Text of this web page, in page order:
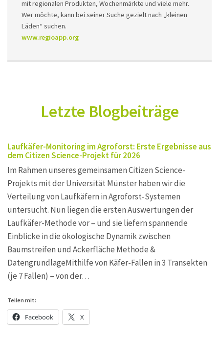
mit regionalen Produkten, Wochenmärkte und viele mehr.
Wer möchte, kann bei seiner Suche gezielt nach „kleinen
Läden“ suchen.
www.regioapp.org
Letzte Blogbeiträge
Laufkäfer-Monitoring im Agroforst: Erste Ergebnisse aus
dem Citizen Science-Projekt für 2026
Im Rahmen unseres gemeinsamen Citizen Science-
Projekts mit der Universität Münster haben wir die
Verteilung von Laufkäfern in Agroforst-Systemen
untersucht. Nun liegen die ersten Auswertungen der
Laufkäfer-Methode vor – und sie liefern spannende
Einblicke in die ökologische Dynamik zwischen
Baumstreifen und Ackerfläche Methode &
DatengrundlageMithilfe von Käfer-Fallen in 3 Transekten
(je 7 Fallen) – von der…
Teilen mit:
Facebook X